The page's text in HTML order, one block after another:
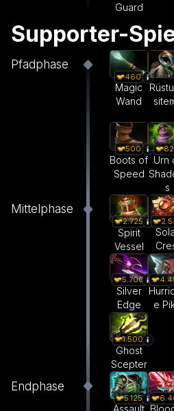
Guard
Supporter-
Pfadphase
460
Magic
Wand
500
Boots of
Speed
Urn
s
Mittelphase
2.725
Spirit
Vessel
5.700
Silver
Edge
e
1.500
Ghost
Scepter
Endphase
5.125